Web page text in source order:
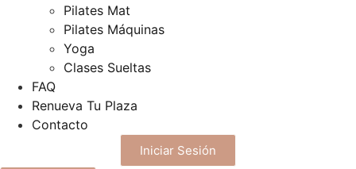
Pilates Mat
Pilates Máquinas
Yoga
Clases Sueltas
FAQ
Renueva Tu Plaza
Contacto
Iniciar Sesión